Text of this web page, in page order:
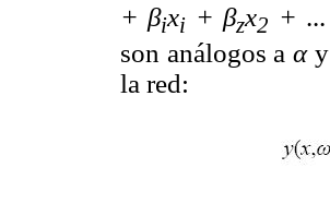
+ βixi + βzx2 + ...
son análogos a αy
la red: